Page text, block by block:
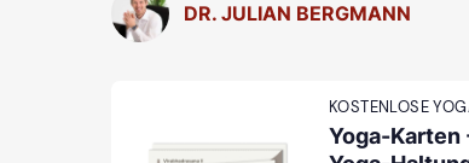
DR. JULIAN BERGMANN
KOSTENLOSE
Yoga-